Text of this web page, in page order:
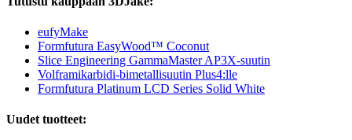
eufyMake
Formfutura EasyWood™ Coconut
Slice Engineering GammaMaster AP3X-suutin
Volframikarbidi-bimetallisuutin Plus4:lle
Formfutura Platinum LCD Series Solid White
Uudet tuotteet: